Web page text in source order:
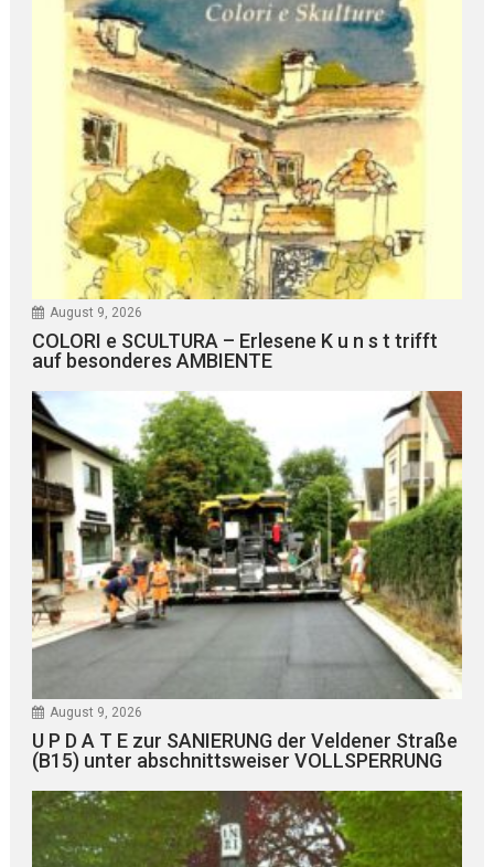
August 9, 2026
COLORI e SCULTURA – Erlesene K u n s t trifft
auf besonderes AMBIENTE
August 9, 2026
U P D A T E zur SANIERUNG der Veldener Straße
(B15) unter abschnittsweiser VOLLSPERRUNG